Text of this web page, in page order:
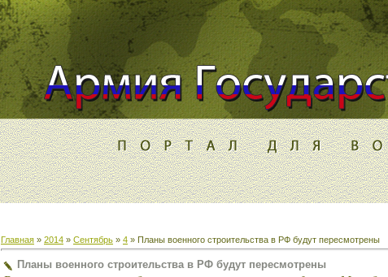
Главная » 2014 » Сентябрь » 4 » Планы военного строительства в РФ будут пересмотрены
Планы военного строительства в РФ будут пересмотрены